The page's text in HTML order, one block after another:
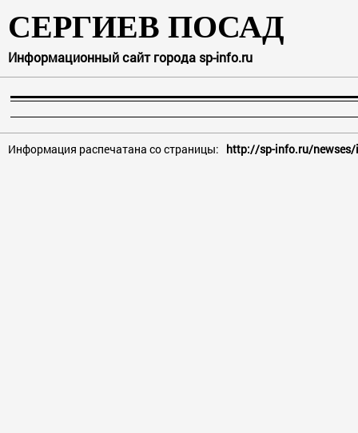
СЕРГИЕВ ПОСАД
Информационный сайт города sp-info.ru
Информация распечатана со страницы: http://sp-info.ru/